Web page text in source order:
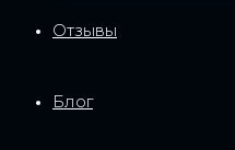
Отзывы
Блог